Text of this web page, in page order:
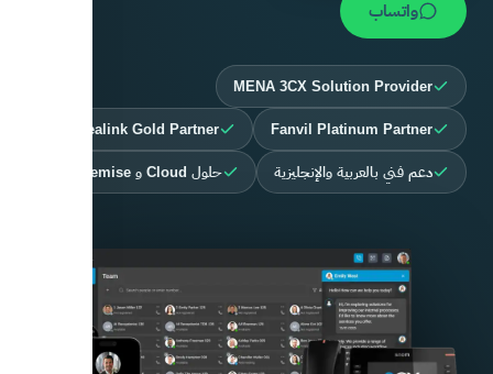
واتساب
MENA 3CX Solution Provider
Fanvil Platinum Partner
Yealink Gold Partner
دعم فني بالعربية والإنجليزية حلول Cloud و On-Premise